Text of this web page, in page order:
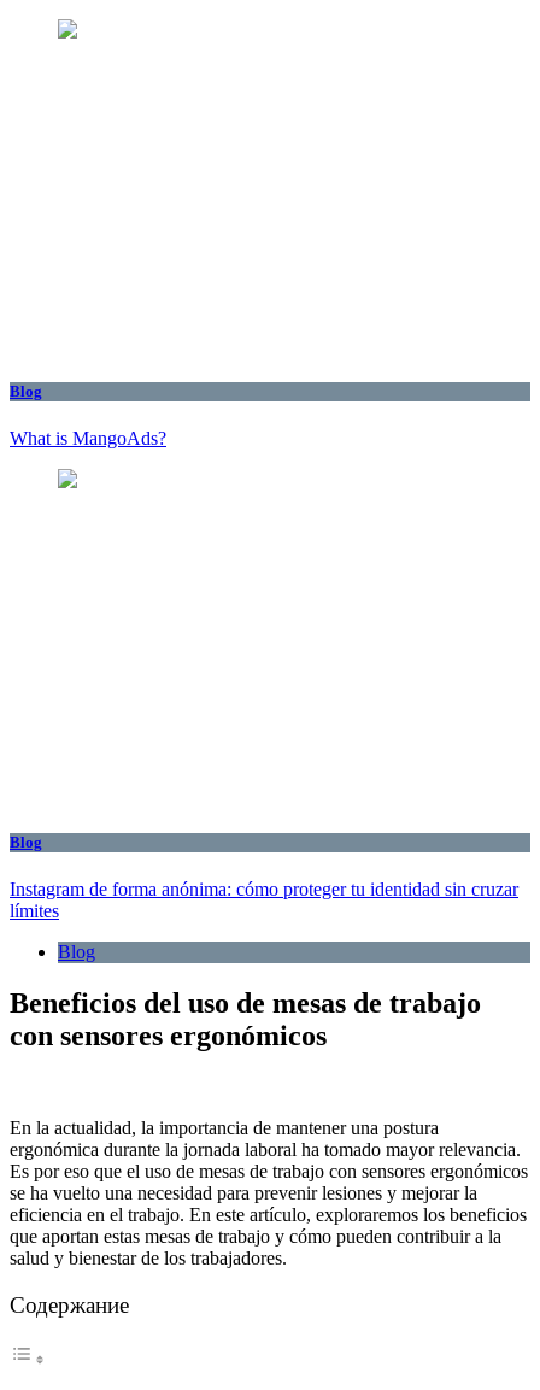
Blog
What is MangoAds?
Blog
Instagram de forma anónima: cómo proteger tu identidad sin cruzar
límites
Blog
Beneficios del uso de mesas de trabajo
con sensores ergonómicos
En la actualidad, la importancia de mantener una postura
ergonómica durante la jornada laboral ha tomado mayor relevancia.
Es por eso que el uso de mesas de trabajo con sensores ergonómicos
se ha vuelto una necesidad para prevenir lesiones y mejorar la
eficiencia en el trabajo. En este artículo, exploraremos los beneficios
que aportan estas mesas de trabajo y cómo pueden contribuir a la
salud y bienestar de los trabajadores.
Содержание